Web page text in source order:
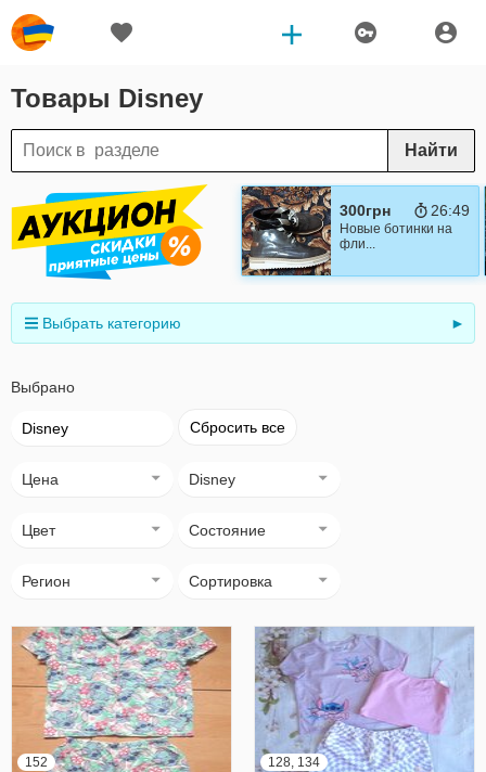
Товары Disney
Найти
300грн 26:48
Новые ботинки на
фли...
Выбрать категорию ►
Выбрано
Disney Сбросить все
Цена Disney
Цвет Состояние
Регион Сортировка
152 128, 134